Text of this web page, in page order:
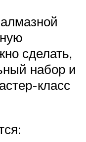
сделать,
набор и
класс